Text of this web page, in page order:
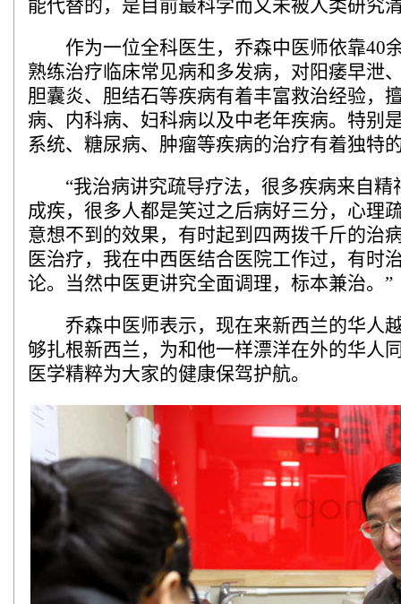
能代替的，是目前最科学而又未被人类研究
作为一位全科医生，乔森中医师依靠40
熟练治疗临床常见病和多发病，对阳痿早泄
胆囊炎、胆结石等疾病有着丰富救治经验，
病、内科病、妇科病以及中老年疾病。特别
系统、糖尿病、肿瘤等疾病的治疗有着独特
“我治病讲究疏导疗法，很多疾病来自精
成疾，很多人都是笑过之后病好三分，心理
意想不到的效果，有时起到四两拨千斤的治
医治疗，我在中西医结合医院工作过，有时
论。当然中医更讲究全面调理，标本兼治。”
乔森中医师表示，现在来新西兰的华人
够扎根新西兰，为和他一样漂洋在外的华人
医学精粹为大家的健康保驾护航。